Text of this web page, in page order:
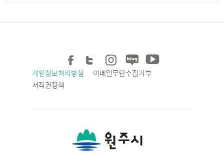
개인정보처리방침
이메일무단수집거부
저작권정책